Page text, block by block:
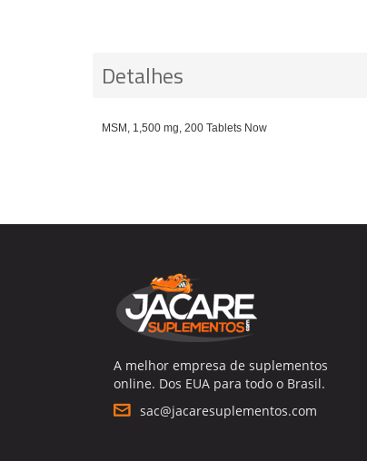
Detalhes
MSM, 1,500 mg, 200 Tablets Now
A melhor empresa de suplementos
online. Dos EUA para todo o Brasil.
sac@jacaresuplementos.com